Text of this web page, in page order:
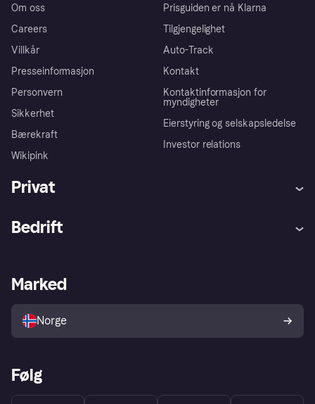
Om oss
Careers
Villkår
Presseinformasjon
Personvern
Sikkerhet
Bærekraft
Wikipink
Prisguiden er nå Klarna
Tilgjengelighet
Auto-Track
Kontakt
Kontaktinformasjon for
myndigheter
Eierstyring og selskapsledelse
Investor relations
Privat
Utforsk butikker
Bedrift
Merchant portal
Marked
Norge
Følg